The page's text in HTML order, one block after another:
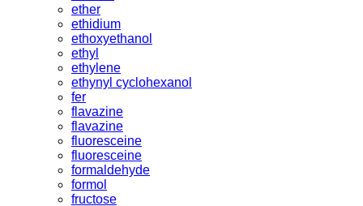
ether
ethidium
ethoxyethanol
ethyl
ethylene
ethynyl cyclohexanol
fer
flavazine
flavazine
fluoresceine
fluoresceine
formaldehyde
formol
fructose